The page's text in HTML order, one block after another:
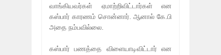
வாங்கியவர்கள் ஏமாற்றிவிட்டார்கள் என
கஸ்பார் காரணம் சொன்னார். ஆனால் கே.பி
அதை நம்பவில்லை.
கஸ்பார் பணத்தை விளையாடிவிட்டார் என